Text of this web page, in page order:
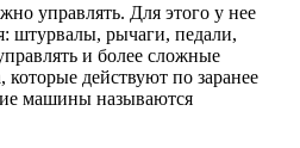
управлять. Для этого у нее
штурвалы, рычаги, педали,
и более сложные
которые действуют по заранее
машины называются